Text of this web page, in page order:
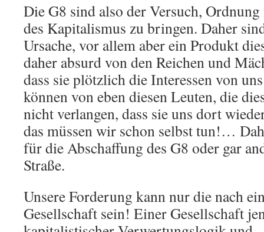
Die G8 sind also der Versuch,
des Kapitalismus zu bringen. Daher
Ursache, vor allem aber ein Produkt
daher absurd von den Reichen und
dass sie plötzlich die Interessen von
können von eben diesen Leuten, die
nicht verlangen, dass sie uns dort
das müssen wir schon selbst tun!…
für die Abschaffung des G8 oder gar
Straße.
Unsere Forderung kann nur die nach
Gesellschaft sein! Einer Gesellschaft